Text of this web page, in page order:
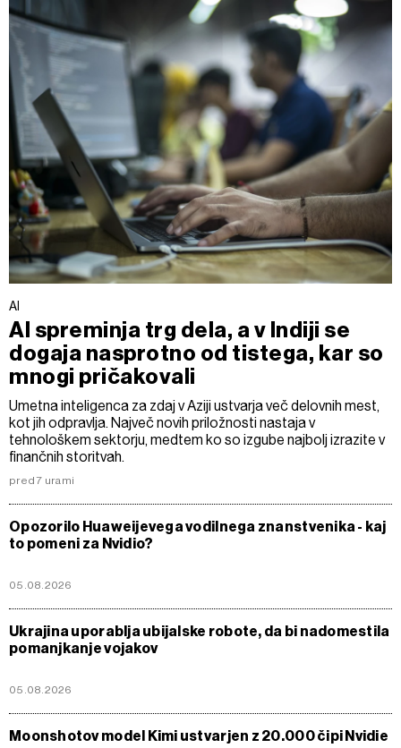
AI
AI spreminja trg dela, a v Indiji se
dogaja nasprotno od tistega, kar so
mnogi pričakovali
Umetna inteligenca za zdaj v Aziji ustvarja več delovnih mest,
kot jih odpravlja. Največ novih priložnosti nastaja v
tehnološkem sektorju, medtem ko so izgube najbolj izrazite v
finančnih storitvah.
pred 7 urami
Opozorilo Huaweijevega vodilnega znanstvenika - kaj
to pomeni za Nvidio?
05.08.2026
Ukrajina uporablja ubijalske robote, da bi nadomestila
pomanjkanje vojakov
05.08.2026
Moonshotov model Kimi ustvarjen z 20.000 čipi Nvidie